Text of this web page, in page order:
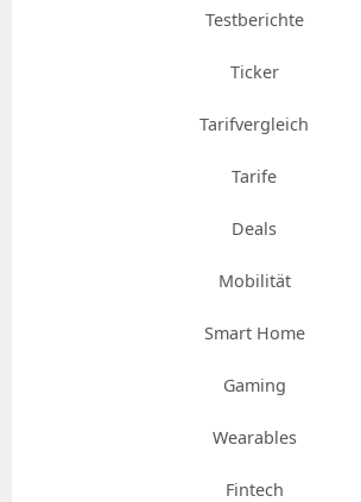
Testberichte
Ticker
Tarifvergleich
Tarife
Deals
Mobilität
Smart Home
Gaming
Wearables
Fintech